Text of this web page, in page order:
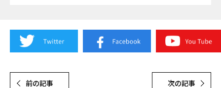
前の記事 次の記事